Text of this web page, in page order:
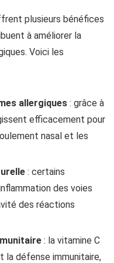
plusieurs bénéfices
à améliorer la
Voici les
allergiques : grâce à
efficacement pour
nasal et les
: certains
des voies
des réactions
: la vitamine C
la défense immunitaire,